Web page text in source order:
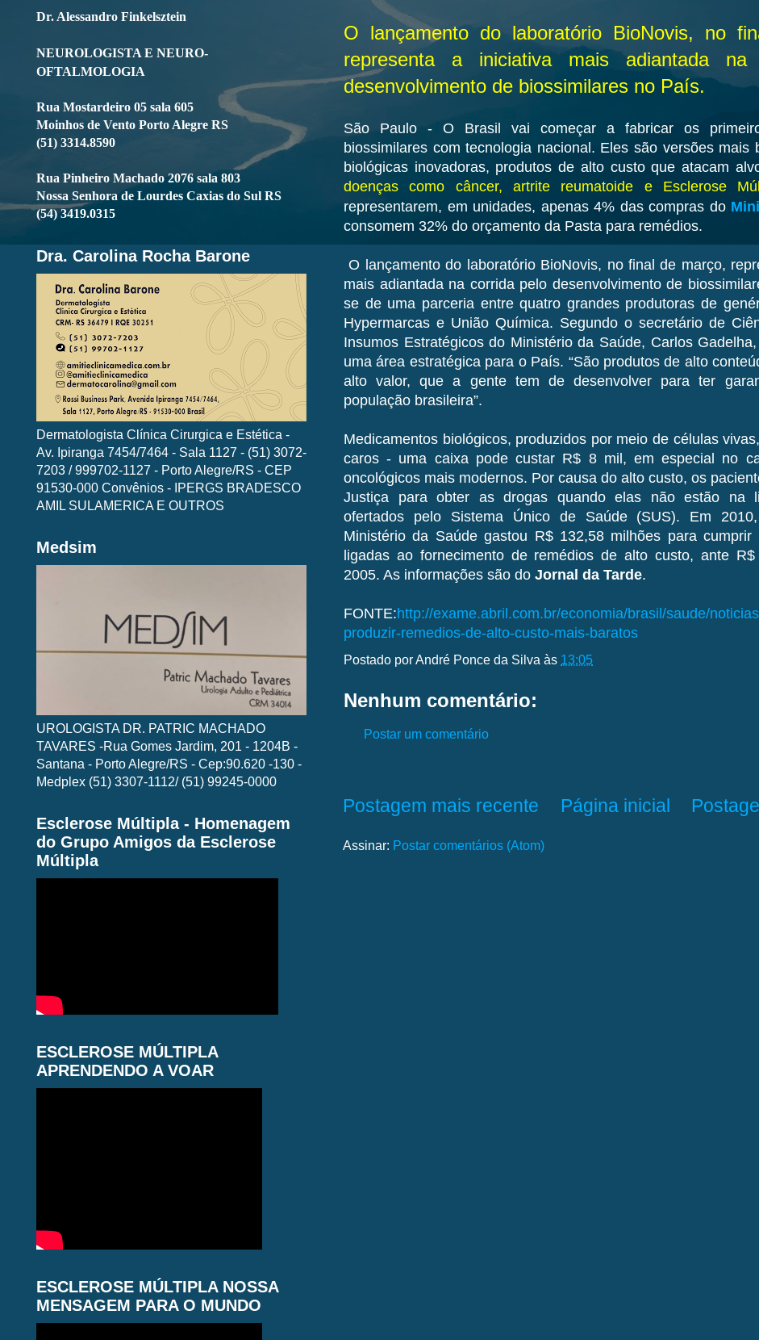
O lançamento do laboratório BioNovis, no
representa a iniciativa mais adiantada na
desenvolvimento de biossimilares no País.
São Paulo - O Brasil vai começar a fabricar os
biossimilares com tecnologia nacional. Eles são versões mais
biológicas inovadoras, produtos de alto custo que atacam
doenças como câncer, artrite reumatoide e Esclerose
representarem, em unidades, apenas 4% das compras do
consomem 32% do orçamento da Pasta para remédios.
O lançamento do laboratório BioNovis, no final de março,
mais adiantada na corrida pelo desenvolvimento de
se de uma parceria entre quatro grandes produtoras de
Hypermarcas e União Química. Segundo o secretário de
Insumos Estratégicos do Ministério da Saúde, Carlos
uma área estratégica para o País. “São produtos de alto
alto valor, que a gente tem de desenvolver para ter
população brasileira”.
Medicamentos biológicos, produzidos por meio de células
caros - uma caixa pode custar R$ 8 mil, em especial no
oncológicos mais modernos. Por causa do alto custo, os
Justiça para obter as drogas quando elas não estão na
ofertados pelo Sistema Único de Saúde (SUS). Em
Ministério da Saúde gastou R$ 132,58 milhões para cumprir
ligadas ao fornecimento de remédios de alto custo, ante
2005. As informações são do Jornal da Tarde.
FONTE:http://exame.abril.com.br/economia/brasil/saude/
produzir-remedios-de-alto-custo-mais-baratos
Postado por André Ponce da Silva às 13:05
Nenhum comentário:
Postar um comentário
Postagem mais recente Página inicial
Assinar: Postar comentários (Atom)
Dr. Alessandro Finkelsztein
NEUROLOGISTA E NEURO-
OFTALMOLOGIA
Rua Mostardeiro 05 sala 605
Moinhos de Vento Porto Alegre RS
(51) 3314.8590
Rua Pinheiro Machado 2076 sala 803
Nossa Senhora de Lourdes Caxias do Sul RS
(54) 3419.0315
Dra. Carolina Rocha Barone
Dermatologista Clínica Cirurgica e Estética -
Av. Ipiranga 7454/7464 - Sala 1127 - (51) 3072-
7203 / 999702-1127 - Porto Alegre/RS - CEP
91530-000 Convênios - IPERGS BRADESCO
AMIL SULAMERICA E OUTROS
Medsim
UROLOGISTA DR. PATRIC MACHADO
TAVARES -Rua Gomes Jardim, 201 - 1204B -
Santana - Porto Alegre/RS - Cep:90.620 -130 -
Medplex (51) 3307-1112/ (51) 99245-0000
Esclerose Múltipla - Homenagem
do Grupo Amigos da Esclerose
Múltipla
ESCLEROSE MÚLTIPLA
APRENDENDO A VOAR
ESCLEROSE MÚLTIPLA NOSSA
MENSAGEM PARA O MUNDO